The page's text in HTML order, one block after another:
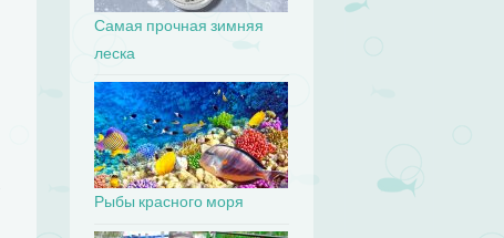
Самая прочная зимняя
леска
Рыбы красного моря